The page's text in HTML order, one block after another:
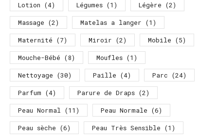
Lotion (4) Légumes (1) Légère (2)
Massage (2) Matelas a langer (1)
Maternité (7) Miroir (2) Mobile (5)
Mouche-Bébé (8) Moufles (1)
Nettoyage (30) Paille (4) Parc (24)
Parfum (4) Parure de Draps (2)
Peau Normal (11) Peau Normale (6)
Peau sèche (6) Peau Très Sensible (1)